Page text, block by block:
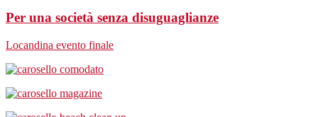
Per una società senza disuguaglianze
Locandina evento finale